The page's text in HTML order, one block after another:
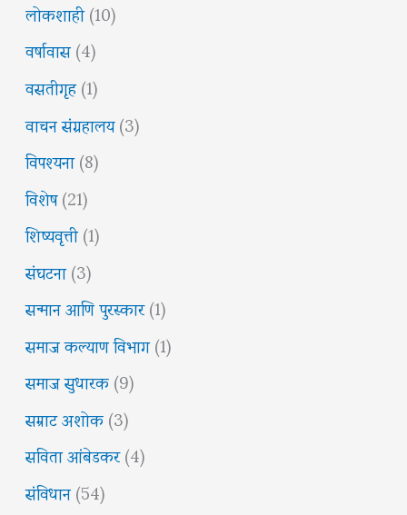
लोकशाही(10)
वर्षावास(4)
वसतीगृह(1)
वाचन संग्रहालय(3)
विपश्यना(8)
विशेष(21)
शिष्यवृत्ती(1)
संघटना(3)
सन्मान आणि पुरस्कार(1)
समाज कल्याण विभाग(1)
समाज सुधारक(9)
सम्राट अशोक(3)
सविता आंबेडकर(4)
संविधान(54)